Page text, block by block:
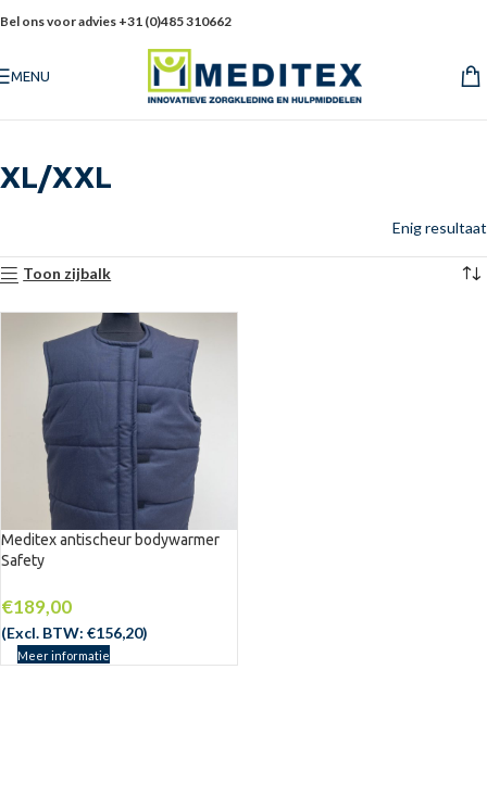
Bel ons voor advies +31 (0)485 310662
MENU
XL/XXL
Enig resultaat
Toon zijbalk
NIEUW
Meditex antischeur bodywarmer
Safety
€189,00
(Excl. BTW: €156,20)
Meer informatie